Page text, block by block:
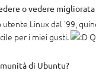
o vedere
utente Linux dal '99,
per i miei gusti.
di Ubuntu?